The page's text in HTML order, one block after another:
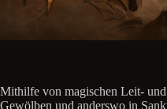
Mithilfe von magischen Leit-
Gewölben und anderswo in